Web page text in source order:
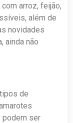
arroz, feijão,
além de
novidades
ainda não
de
podem ser